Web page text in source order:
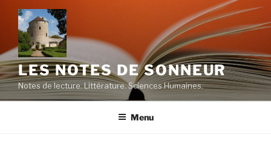
contenu
principal
LES NOTES DE SONNEUR
Notes de lecture. Littérature. Sciences Humaines.
Menu